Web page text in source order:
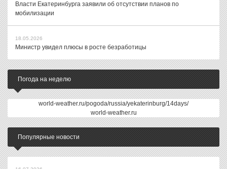
Власти Екатеринбурга заявили об отсутствии планов по
мобилизации
18.05.2026
Министр увидел плюсы в росте безработицы
Погода на неделю
world-weather.ru/pogoda/russia/yekaterinburg/14days/
world-weather.ru
Популярные новости